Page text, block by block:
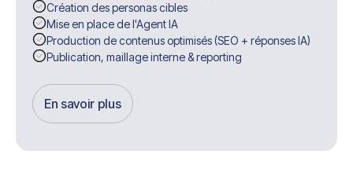
Création des personas cibles
Mise en place de l'Agent IA
Production de contenus optimisés (SEO + réponses IA)
Publication, maillage interne & reporting
En savoir plus
Get Started